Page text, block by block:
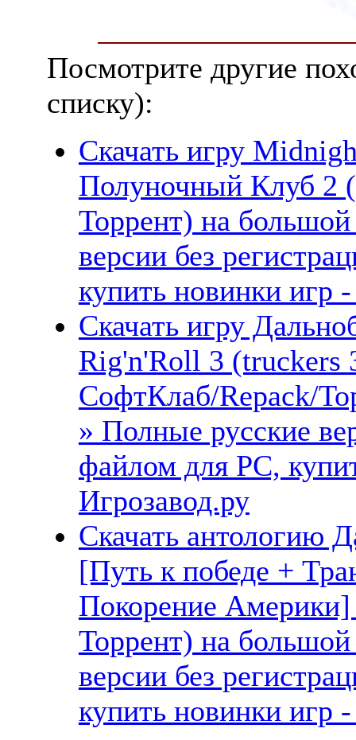
Посмотрите другие
списку):
Скачать игру
Полуночный Клуб 2
Торрент) на
версии без
купить новинки игр
Скачать игру
Rig'n'Roll 3 (truckers
СофтКлаб/Repack/
» Полные русские
файлом для PC,
Игрозавод.ру
Скачать антологию
[Путь к победе +
Покорение
Торрент) на
версии без
купить новинки игр